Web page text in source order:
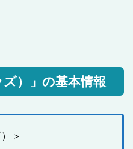
）」の基本情報
＞